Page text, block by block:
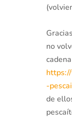
no
cadena
-
de